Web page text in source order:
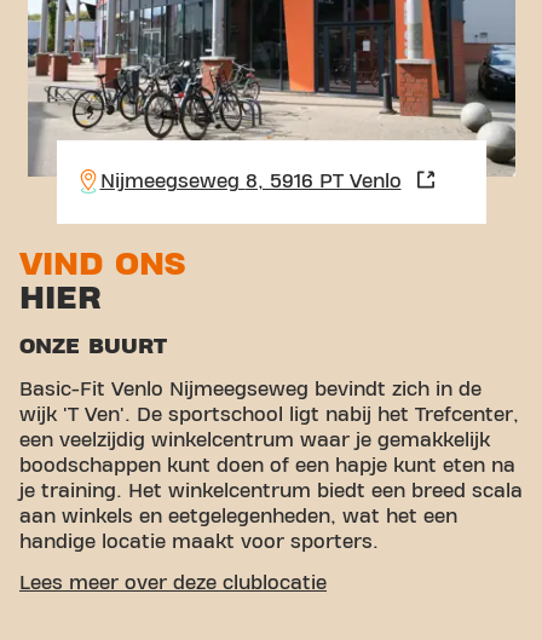
Nijmeegseweg 8, 5916 PT Venlo
VIND ONS
HIER
ONZE BUURT
Basic-Fit Venlo Nijmeegseweg bevindt zich in de
wijk 'T Ven'. De sportschool ligt nabij het Trefcenter,
een veelzijdig winkelcentrum waar je gemakkelijk
boodschappen kunt doen of een hapje kunt eten na
je training. Het winkelcentrum biedt een breed scala
aan winkels en eetgelegenheden, wat het een
handige locatie maakt voor sporters.
GEMAKKELIJKE BEREIKBAARHEID
Lees meer over deze clublocatie